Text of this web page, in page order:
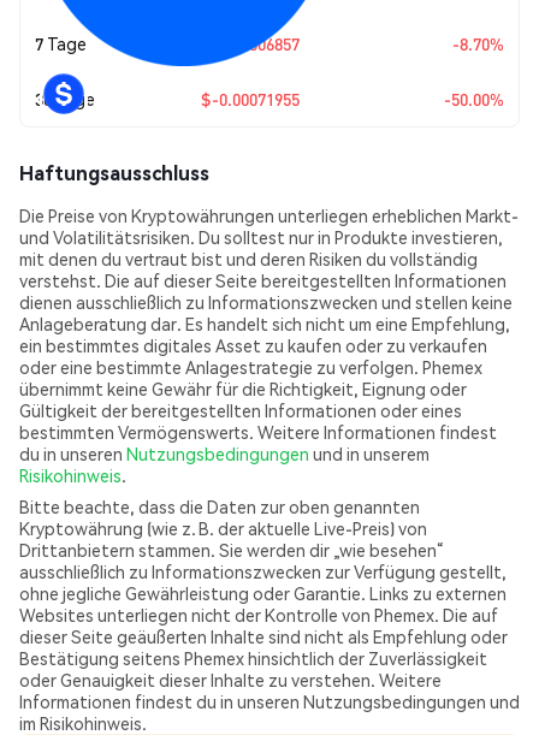
7 Tage $-0.00006857 -8.70%
30 Tage $-0.00071955 -50.00%
Haftungsausschluss
Die Preise von Kryptowährungen unterliegen erheblichen Markt-
und Volatilitätsrisiken. Du solltest nur in Produkte investieren,
mit denen du vertraut bist und deren Risiken du vollständig
verstehst. Die auf dieser Seite bereitgestellten Informationen
dienen ausschließlich zu Informationszwecken und stellen keine
Anlageberatung dar. Es handelt sich nicht um eine Empfehlung,
ein bestimmtes digitales Asset zu kaufen oder zu verkaufen
oder eine bestimmte Anlagestrategie zu verfolgen. Phemex
übernimmt keine Gewähr für die Richtigkeit, Eignung oder
Gültigkeit der bereitgestellten Informationen oder eines
bestimmten Vermögenswerts. Weitere Informationen findest
du in unseren Nutzungsbedingungen und in unserem
Risikohinweis.
Bitte beachte, dass die Daten zur oben genannten
Kryptowährung (wie z. B. der aktuelle Live-Preis) von
Drittanbietern stammen. Sie werden dir „wie besehen“
ausschließlich zu Informationszwecken zur Verfügung gestellt,
ohne jegliche Gewährleistung oder Garantie. Links zu externen
Websites unterliegen nicht der Kontrolle von Phemex. Die auf
dieser Seite geäußerten Inhalte sind nicht als Empfehlung oder
Bestätigung seitens Phemex hinsichtlich der Zuverlässigkeit
oder Genauigkeit dieser Inhalte zu verstehen. Weitere
Informationen findest du in unseren Nutzungsbedingungen und
im Risikohinweis.